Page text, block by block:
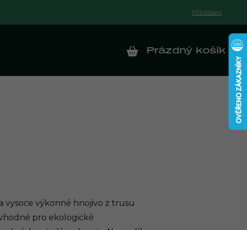
Přihlášení
NÁKUPNÍ KOŠÍK
Prázdný košík
vysoce výkonné hnojivo z trusu
pro ekologické